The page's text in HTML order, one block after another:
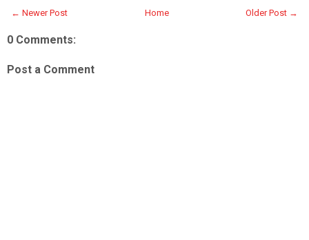
← Newer Post Older Post →
Home
0 Comments:
Post a Comment